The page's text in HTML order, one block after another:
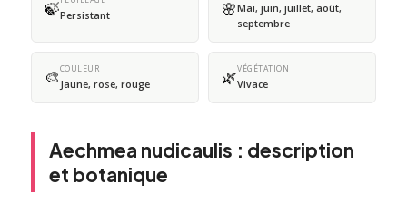
🍃Persistant 🌸Mai, juin, juillet, août,
septembre
🎨COULEUR
Jaune, rose, rouge 🌿VÉGÉTATION
Vivace
Aechmea nudicaulis : description
et botanique